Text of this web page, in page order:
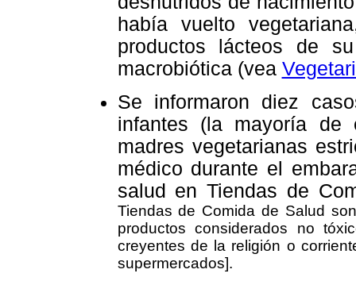
había vuelto
productos lácteos de
macrobiótica (vea
Se informaron diez
infantes (la mayoría de
madres vegetarianas
médico durante el
salud en Tiendas de
Tiendas de Comida de Salud
productos considerados no
creyentes de la religión o
supermercados].